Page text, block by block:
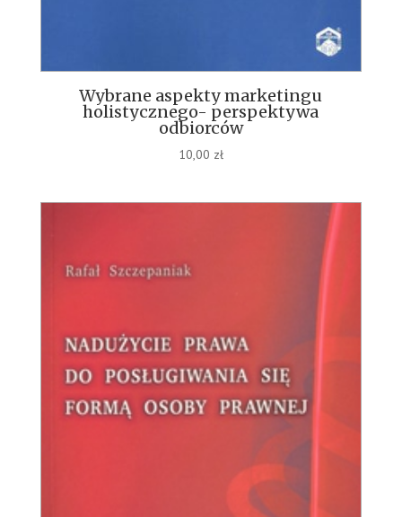
Wybrane aspekty marketingu
holistycznego- perspektywa
odbiorców
10,00 zł